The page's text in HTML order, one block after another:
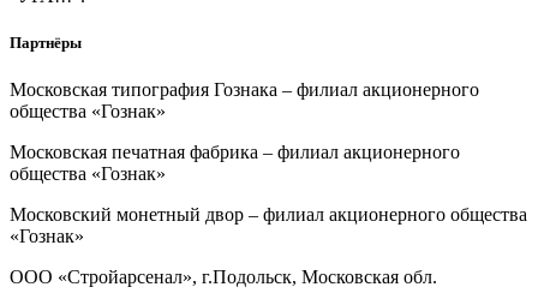
Партнёры
Московская типография Гознака – филиал акционерного
общества «Гознак»
Московская печатная фабрика – филиал акционерного
общества «Гознак»
Московский монетный двор – филиал акционерного общества
«Гознак»
ООО «Стройарсенал», г.Подольск, Московская обл.